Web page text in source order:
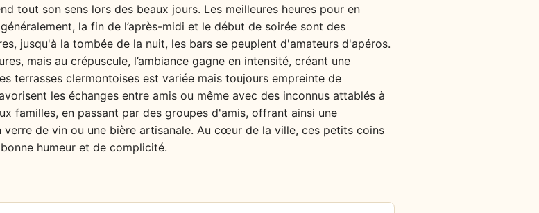
tout son sens lors des beaux jours. Les meilleures heures pour en
la fin de l’après-midi et le début de soirée sont des
jusqu'à la tombée de la nuit, les bars se peuplent d'amateurs d'apéros.
mais au crépuscule, l’ambiance gagne en intensité, créant une
terrasses clermontoises est variée mais toujours empreinte de
les échanges entre amis ou même avec des inconnus attablés à
familles, en passant par des groupes d'amis, offrant ainsi une
de vin ou une bière artisanale. Au cœur de la ville, ces petits coins
humeur et de complicité.